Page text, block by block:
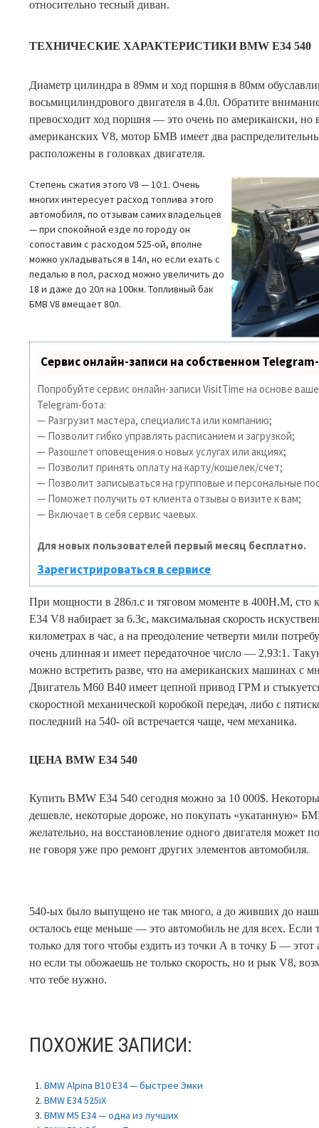
относительно тесный диван.
ТЕХНИЧЕСКИЕ ХАРАКТЕРИСТИКИ BMW E34 540
Диаметр цилиндра в 89мм и ход поршня в 80мм
восьмицилиндрового двигателя в 4.0л. Обратите
превосходит ход поршня — это очень по американски, но
американских V8, мотор БМВ имеет два
расположены в головках двигателя.
Степень сжатия этого V8 — 10:1. Очень
многих интересует расход топлива этого
автомобиля, по отзывам самих владельцев
— при спокойной езде по городу он
сопоставим с расходом 525-ой, вполне
можно укладываться в 14л, но если ехать с
педалью в пол, расход можно увеличить до
18 и даже до 20л на 100км. Топливный бак
БМВ V8 вмещает 80л.
Сервис онлайн-записи на собственном
Попробуйте сервис онлайн-записи VisitTime на основе
Telegram-бота:
— Разгрузит мастера, специалиста или компанию;
— Позволит гибко управлять расписанием и загрузкой;
— Разошлет оповещения о новых услугах или акциях;
— Позволит принять оплату на карту/кошелек/счет;
— Позволит записываться на групповые и персональные
— Поможет получить от клиента отзывы о визите к вам;
— Включает в себя сервис чаевых.
Для новых пользователей первый месяц бесплатно.
Зарегистрироваться в сервисе
При мощности в 286л.с и тяговом моменте в 400Н.М, сто
E34 V8 набирает за 6.3с, максимальная скорость
километрах в час, а на преодоление четверти мили
очень длинная и имеет передаточное число — 2.93:1.
можно встретить разве, что на американских машинах с
Двигатель M60 B40 имеет цепной привод ГРМ и
скоростной механической коробкой передач, либо с
последний на 540- ой встречается чаще, чем механика.
ЦЕНА BMW E34 540
Купить BMW E34 540 сегодня можно за 10 000$.
дешевле, некоторые дороже, но покупать «укатанную»
желательно, на восстановление одного двигателя может
не говоря уже про ремонт других элементов автомобиля.
540-ых было выпущено не так много, а до живших до
осталось еще меньше — это автомобиль не для всех.
только для того чтобы ездить из точки А в точку Б — этот
но если ты обожаешь не только скорость, но и рык V8,
что тебе нужно.
ПОХОЖИЕ ЗАПИСИ:
BMW Alpina B10 E34 — быстрее Эмки
BMW E34 525iX
BMW M5 E34 — одна из лучших